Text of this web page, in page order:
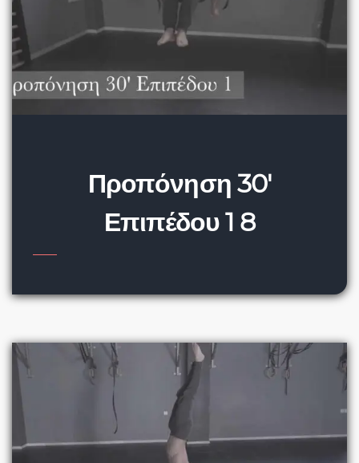
Προπόνηση 30′
Επιπέδου 1 8